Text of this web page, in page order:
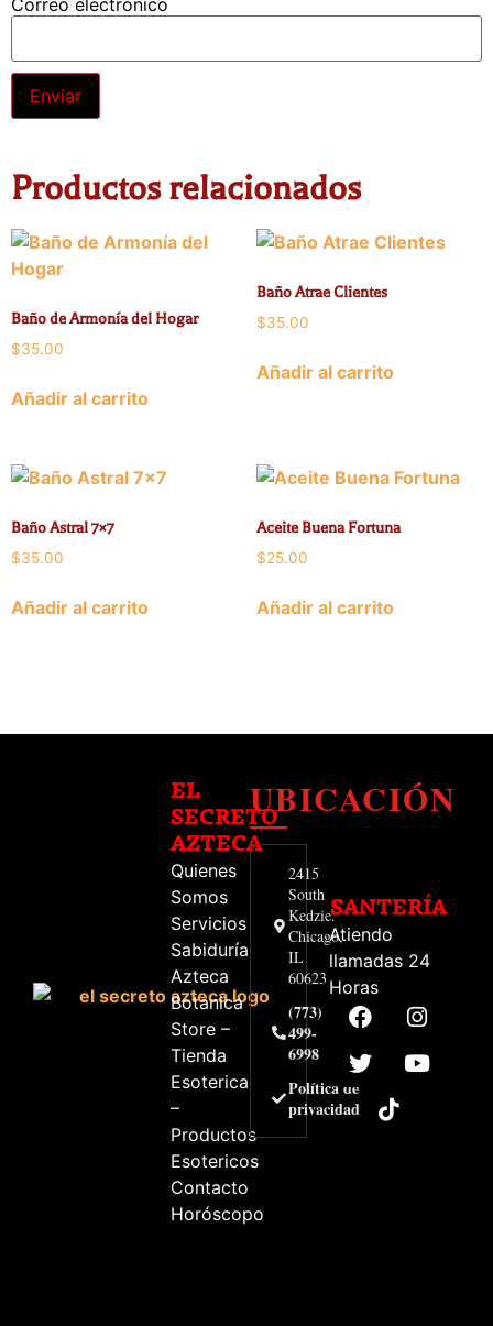
Productos relacionados
Baño de Armonía del Hogar
$35.00
Añadir al carrito
Baño Atrae Clientes
$35.00
Añadir al carrito
Baño Astral 7×7
$35.00
Añadir al carrito
Aceite Buena Fortuna
$25.00
Añadir al carrito
EL
SECRETO
AZTECA
Quienes
Somos
Servicios
Sabiduría
Azteca
Botanica
Store –
Tienda
Esoterica
–
Productos
Esotericos
Contacto
Horóscopo
UBICACIÓN
2415
South
Kedzie.
Chicago,
IL
60623
(773)
499-
6998
Política de
privacidad
SANTERÍA
Atiendo
llamadas 24
Horas